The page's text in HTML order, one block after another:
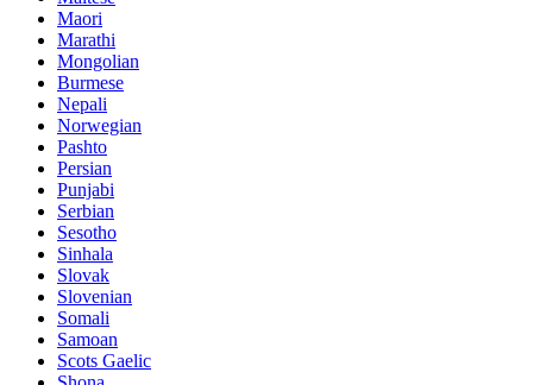
Maori
Marathi
Mongolian
Burmese
Nepali
Norwegian
Pashto
Persian
Punjabi
Serbian
Sesotho
Sinhala
Slovak
Slovenian
Somali
Samoan
Scots Gaelic